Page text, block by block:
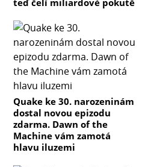
teď čelí miliardové pokutě
Quake ke 30. narozeninám
dostal novou epizodu
zdarma. Dawn of the
Machine vám zamotá
hlavu iluzemi